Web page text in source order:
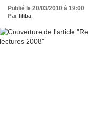
Publié le 20/03/2010 à 19:00
Par liliba